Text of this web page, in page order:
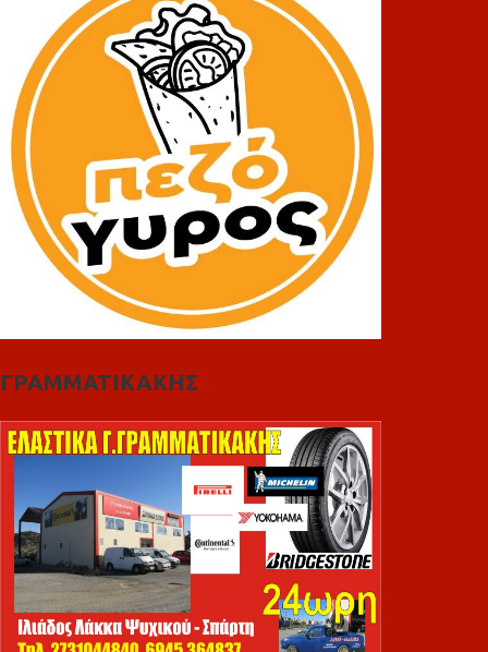
ΓΡΑΜΜΑΤΙΚΑΚΗΣ